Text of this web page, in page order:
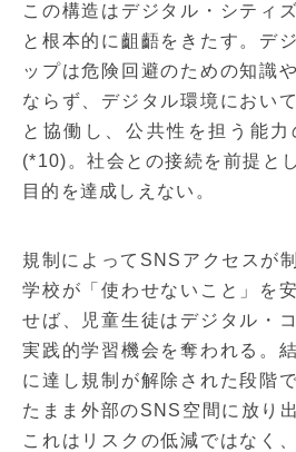
この構造はデジタル・シティ
と根本的に齟齬をきたす。デ
ップは危険回避のための知識
ならず、デジタル環境におい
と協働し、公共性を担う能
(*10)。社会との接続を前提と
目的を達成しえない。
規制によってSNSアクセスが
学校が「使わせないこと」を
せば、児童生徒はデジタル・
実践的学習機会を奪われる。
に達し規制が解除された段階
たまま外部のSNS空間に放り
これはリスクの低減ではなく